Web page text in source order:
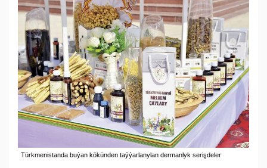
Türkmenistanda buýan kökünden taýýarlanylan dermanlyk serişdeler